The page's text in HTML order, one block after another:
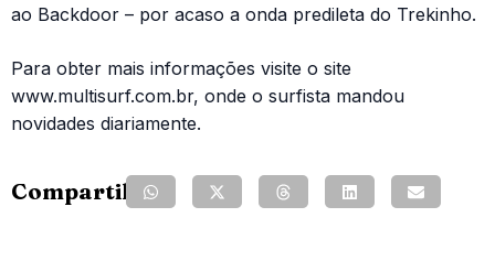
ao Backdoor – por acaso a onda predileta do Trekinho.
Para obter mais informações visite o site
www.multisurf.com.br, onde o surfista mandou
novidades diariamente.
Compartilhe: